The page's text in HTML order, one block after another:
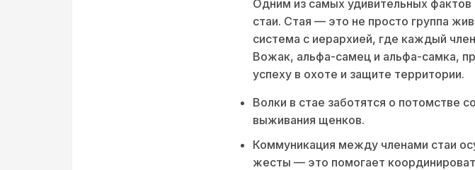
Одним из самых удивительных фактов
стаи. Стая — это не просто группа
система с иерархией, где каждый
Вожак, альфа-самец и альфа-самка,
успеху в охоте и защите территории.
Волки в стае заботятся о потомстве
выживания щенков.
Коммуникация между членами стаи
жесты — это помогает